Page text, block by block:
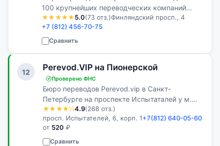
100 крупнейших переводческих компаний
Российской Федерации! В штате нашего бюро
работают настоящие профессионалы своего
дела. Все переводы выполняются живым…
★★★★★5.0(73 отз.)Финляндский просп., 4
+7 (812) 456-70-75
Сравнить
12 Perevod.VIP на Пионерской
Проверено ФНС
Бюро переводов Perevod.vip в Санкт-
Петербурге на проспекте Испытаталей у м.
Пионерская
★★★★½4.9(268 отз.)
просп. Испытателей, 6, корп. 1+7(812) 640-05-60
от 520 ₽
Сравнить